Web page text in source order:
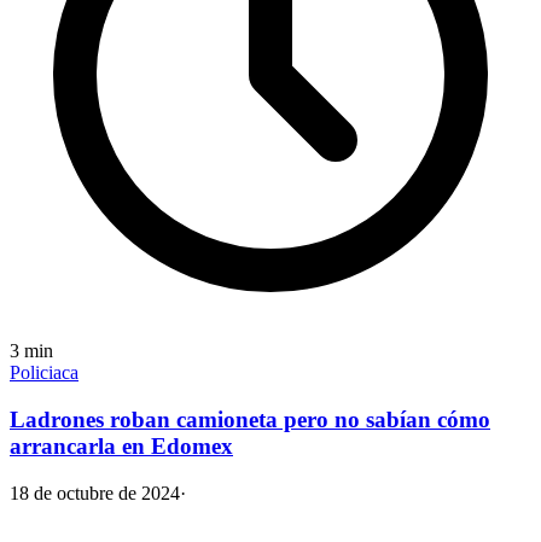
3 min
Policiaca
Ladrones roban camioneta pero no sabían cómo
arrancarla en Edomex
18 de octubre de 2024·